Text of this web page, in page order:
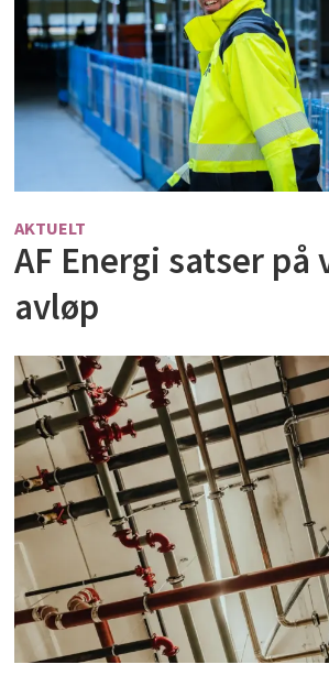
AKTUELT
AF Energi satser på
avløp